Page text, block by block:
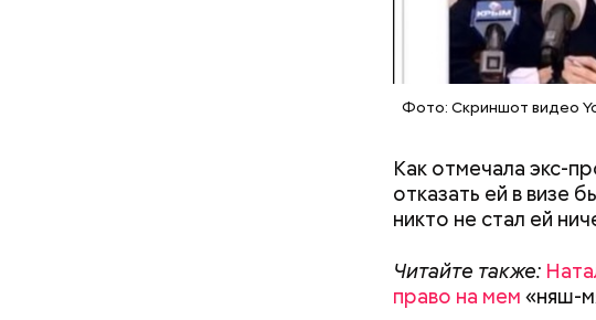
Фото: Скриншот видео
Как отмечала экс-
отказать ей в визе
никто не стал ей
Читайте также:
право на мем «няш-
Как поменять батареи дома и
Как
рублей
трудной